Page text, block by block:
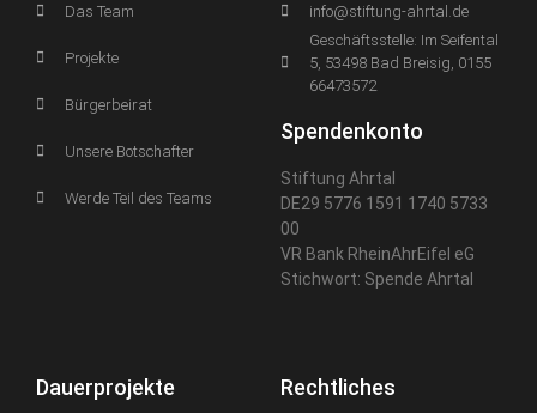
Das Team
Projekte
Bürgerbeirat
Unsere Botschafter
Werde Teil des Teams
info@stiftung-ahrtal.de
Geschäftsstelle: Im Seifental
5, 53498 Bad Breisig, 0155
66473572
Spendenkonto
Stiftung Ahrtal
DE29 5776 1591 1740 5733
00
VR Bank RheinAhrEifel eG
Stichwort: Spende Ahrtal
Dauerprojekte Rechtliches